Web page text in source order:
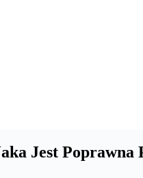
Jest Poprawna